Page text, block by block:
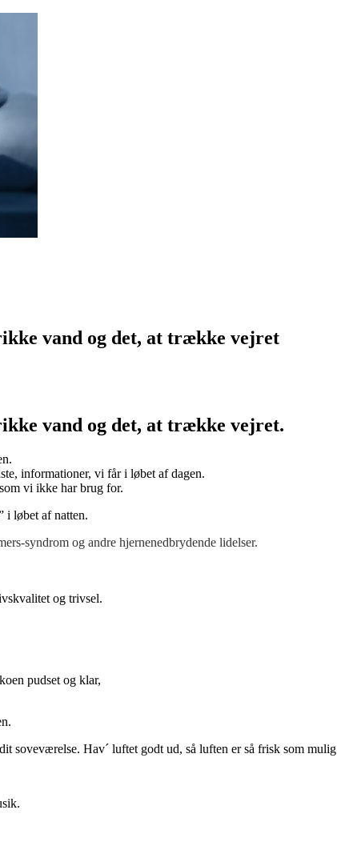
vand og det, at trække vejret
vand og det, at trække vejret.
informationer, vi får i løbet af dagen.
vi ikke har brug for.
i løbet af natten.
syndrom og andre hjernenedbrydende lidelser.
og trivsel.
pudset og klar,
soveværelse. Hav´ luftet godt ud, så luften er så frisk som mulig